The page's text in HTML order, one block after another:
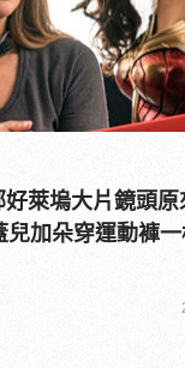
好萊塢大片鏡頭
兒加朵穿運動褲